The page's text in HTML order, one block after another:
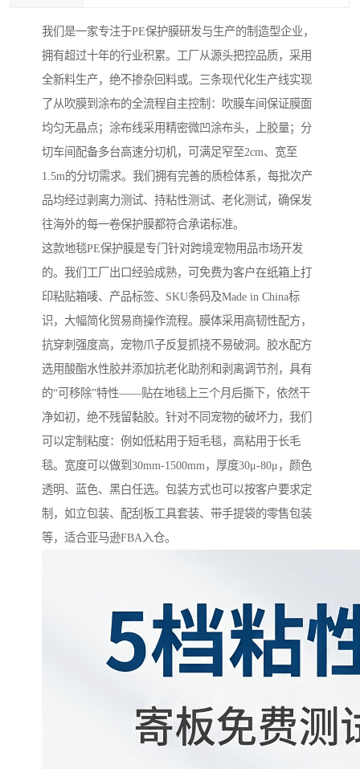
我们是一家专注于PE保护膜研发与生产的制造型企业，
拥有超过十年的行业积累。工厂从源头把控品质，采用
全新料生产，绝不掺杂回料或。三条现代化生产线实现
了从吹膜到涂布的全流程自主控制：吹膜车间保证膜面
均匀无晶点；涂布线采用精密微凹涂布头，上胶量；分
切车间配备多台高速分切机，可满足窄至2cm、宽至
1.5m的分切需求。我们拥有完善的质检体系，每批次产
品均经过剥离力测试、持粘性测试、老化测试，确保发
往海外的每一卷保护膜都符合承诺标准。
这款地毯PE保护膜是专门针对跨境宠物用品市场开发
的。我们工厂出口经验成熟，可免费为客户在纸箱上打
印粘贴箱唛、产品标签、SKU条码及Made in China标
识，大幅简化贸易商操作流程。膜体采用高韧性配方，
抗穿刺强度高，宠物爪子反复抓挠不易破洞。胶水配方
选用酸酯水性胶并添加抗老化助剂和剥离调节剂，具有
的“可移除”特性——贴在地毯上三个月后撕下，依然干
净如初，绝不残留黏胶。针对不同宠物的破坏力，我们
可以定制粘度：例如低粘用于短毛毯，高粘用于长毛
毯。宽度可以做到30mm-1500mm，厚度30μ-80μ，颜色
透明、蓝色、黑白任选。包装方式也可以按客户要求定
制，如立包装、配刮板工具套装、带手提袋的零售包装
等，适合亚马逊FBA入仓。